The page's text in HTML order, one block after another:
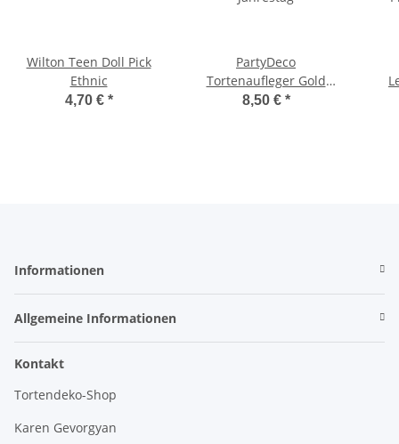
Wilton Teen Doll Pick
Ethnic
4,70 € *
PartyDeco
Tortenaufleger Gold
Jahrestag
8,50 € *
Informationen
Allgemeine Informationen
Kontakt
Tortendeko-Shop
Karen Gevorgyan